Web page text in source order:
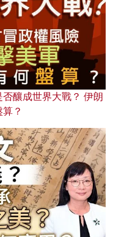
釀成世界大戰？ 伊朗
？